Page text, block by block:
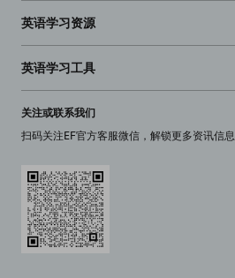
英语学习资源
英语学习工具
关注或联系我们
扫码关注EF官方客服微信，解锁更多资讯信息